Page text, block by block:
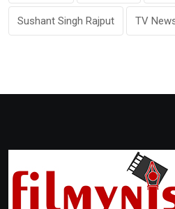
Sushant Singh Rajput TV